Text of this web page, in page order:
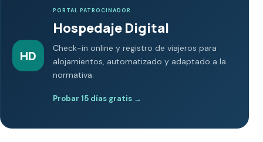
HD
PORTAL PATROCINADOR
Hospedaje Digital
Check-in online y registro de viajeros para
alojamientos, automatizado y adaptado a la
normativa.
Probar 15 días gratis →